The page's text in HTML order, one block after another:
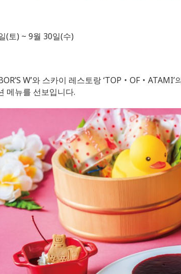
(토) ~ 9월 30일(수)
W’와 스카이 레스토랑 ‘TOP・OF・
메뉴를 선보입니다.